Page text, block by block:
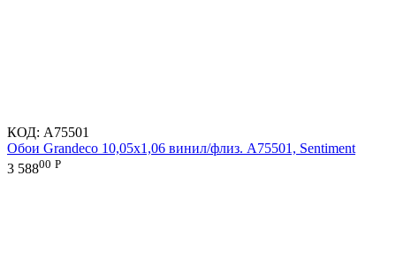
КОД: A75501
Обои Grandeco 10,05х1,06 винил/флиз. A75501, Sentiment
3 58800 Р